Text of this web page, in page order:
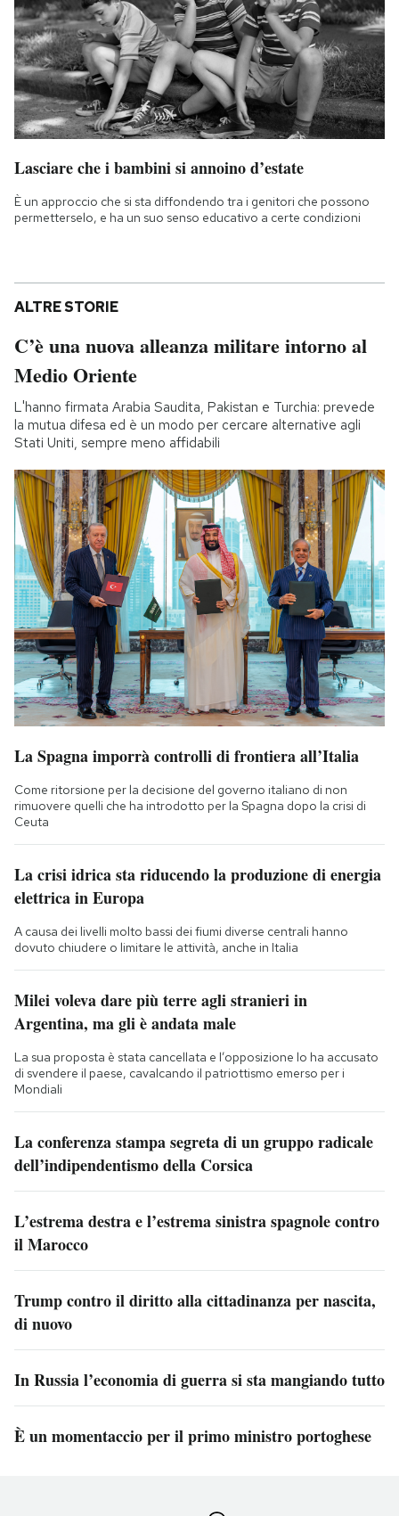
Lasciare che i bambini si annoino d’estate
È un approccio che si sta diffondendo tra i genitori che possono
permetterselo, e ha un suo senso educativo a certe condizioni
ALTRE STORIE
C’è una nuova alleanza militare intorno al
Medio Oriente
L'hanno firmata Arabia Saudita, Pakistan e Turchia: prevede
la mutua difesa ed è un modo per cercare alternative agli
Stati Uniti, sempre meno affidabili
La Spagna imporrà controlli di frontiera all’Italia
Come ritorsione per la decisione del governo italiano di non
rimuovere quelli che ha introdotto per la Spagna dopo la crisi di
Ceuta
La crisi idrica sta riducendo la produzione di energia
elettrica in Europa
A causa dei livelli molto bassi dei fiumi diverse centrali hanno
dovuto chiudere o limitare le attività, anche in Italia
Milei voleva dare più terre agli stranieri in
Argentina, ma gli è andata male
La sua proposta è stata cancellata e l’opposizione lo ha accusato
di svendere il paese, cavalcando il patriottismo emerso per i
Mondiali
La conferenza stampa segreta di un gruppo radicale
dell’indipendentismo della Corsica
L’estrema destra e l’estrema sinistra spagnole contro
il Marocco
Trump contro il diritto alla cittadinanza per nascita,
di nuovo
In Russia l’economia di guerra si sta mangiando tutto
È un momentaccio per il primo ministro portoghese